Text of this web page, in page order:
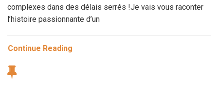
complexes dans des délais serrés !Je vais vous raconter
l’histoire passionnante d’un
Continue Reading